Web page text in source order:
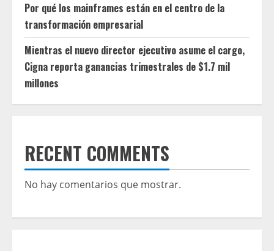
Por qué los mainframes están en el centro de la
transformación empresarial
Mientras el nuevo director ejecutivo asume el cargo,
Cigna reporta ganancias trimestrales de $1.7 mil
millones
RECENT COMMENTS
No hay comentarios que mostrar.